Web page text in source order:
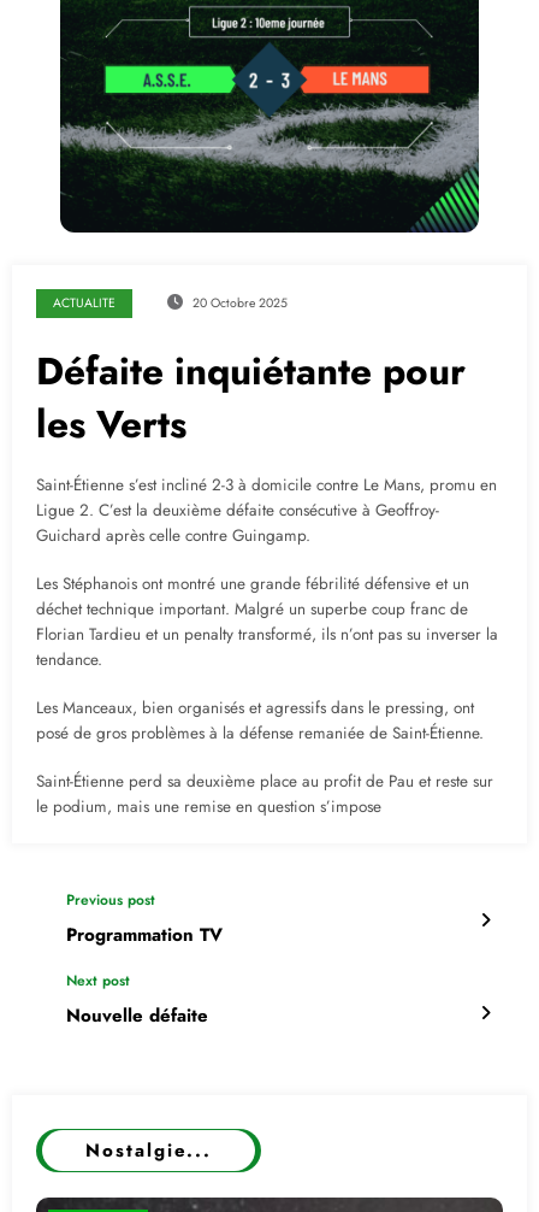
ACTUALITE 20 Octobre 2025
Défaite inquiétante pour
les Verts
Saint-Étienne s’est incliné 2-3 à domicile contre Le Mans, promu en
Ligue 2. C’est la deuxième défaite consécutive à Geoffroy-
Guichard après celle contre Guingamp.
Les Stéphanois ont montré une grande fébrilité défensive et un
déchet technique important. Malgré un superbe coup franc de
Florian Tardieu et un penalty transformé, ils n’ont pas su inverser la
tendance.
Les Manceaux, bien organisés et agressifs dans le pressing, ont
posé de gros problèmes à la défense remaniée de Saint-Étienne.
Saint-Étienne perd sa deuxième place au profit de Pau et reste sur
le podium, mais une remise en question s’impose
Previous post
Programmation TV
Next post
Nouvelle défaite
Nostalgie...